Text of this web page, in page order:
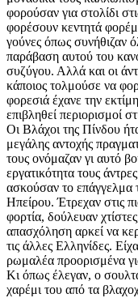
φορούσαν για στολίδι
φορέσουν κεντητά
γούνες όπως συνήθιζαν
παράβαση αυτού του
συζύγου. Αλλά και οι
κάποιος τολμούσε να
φορεσιά έχανε την
επιβληθεί περιορισμοί
Οι Βλάχοι της Πίνδου
μεγάλης αντοχής
τους ονόμαζαν γι αυτό
εργατικότητα τους
ασκούσαν το επάγγελμα
Ηπείρου. Έτρεχαν στις
φορτία, δούλευαν
απασχόληση αρκεί να
τις άλλες Ελληνίδες.
ρωμαλέα προορισμένα
Κι όπως έλεγαν, ο
χαρέμι του από τα